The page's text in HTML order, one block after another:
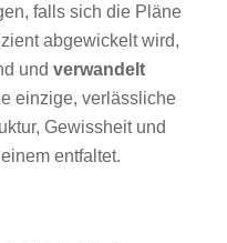
falls sich die Pläne
abgewickelt wird,
undverwandelt
einzige, verlässliche
Gewissheit und
entfaltet.